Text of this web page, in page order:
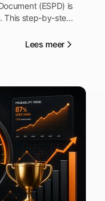
(ESPD) is
This step-by-step
selection criteria
Lees meer